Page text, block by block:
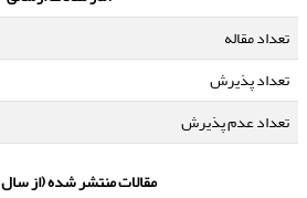
تعداد مقاله
تعداد پذیرش
تعداد عدم پذیرش
مقالات منتشر شده (از سال 1354)